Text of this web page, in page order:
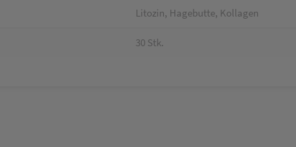
Litozin, Hagebutte, Kollagen
30 Stk.